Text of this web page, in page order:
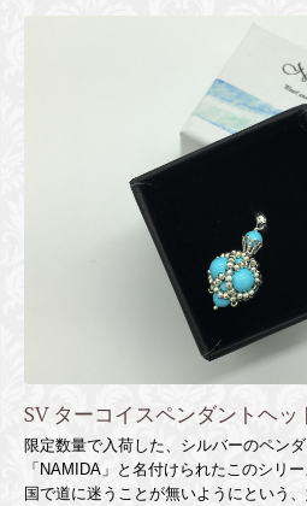
SV ターコイスペンダントヘッ
限定数量で入荷した、シルバーのペン
「NAMIDA」と名付けられたこのシリ
国で道に迷うことが無いようにという